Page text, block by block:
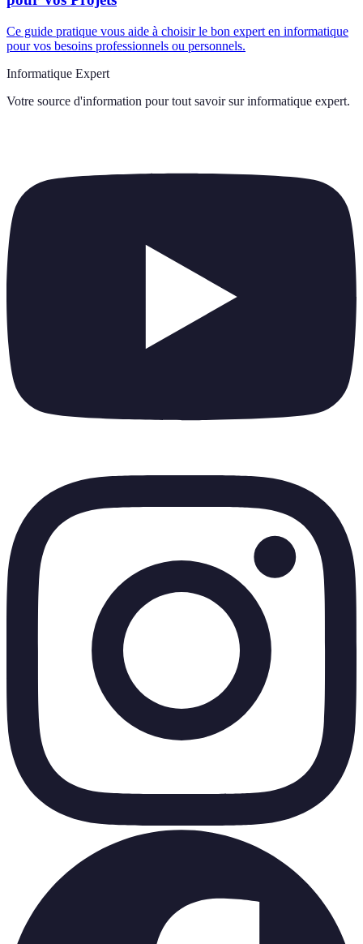
Ce guide pratique vous aide à choisir le bon expert en informatique
pour vos besoins professionnels ou personnels.
Informatique Expert
Votre source d'information pour tout savoir sur informatique expert.